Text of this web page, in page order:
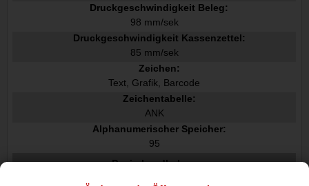
Druckgeschwindigkeit Beleg:
98 mm/sek
Druckgeschwindigkeit Kassenzettel:
85 mm/sek
Zeichen:
Text, Grafik, Barcode
Zeichentabelle:
ANK
Alphanumerischer Speicher:
95
Papierhandhabung